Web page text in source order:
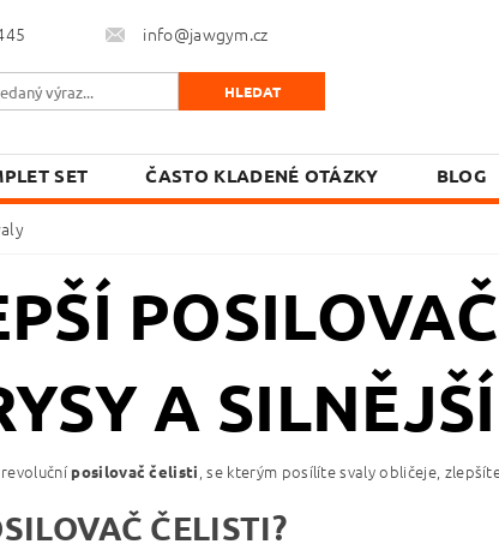
info@jawgym.cz
SET ČASTO KLADENÉ OTÁZKY BLOG
A
posilovač čelisti, se kterým posílíte svaly obličeje,
ČELISTI?